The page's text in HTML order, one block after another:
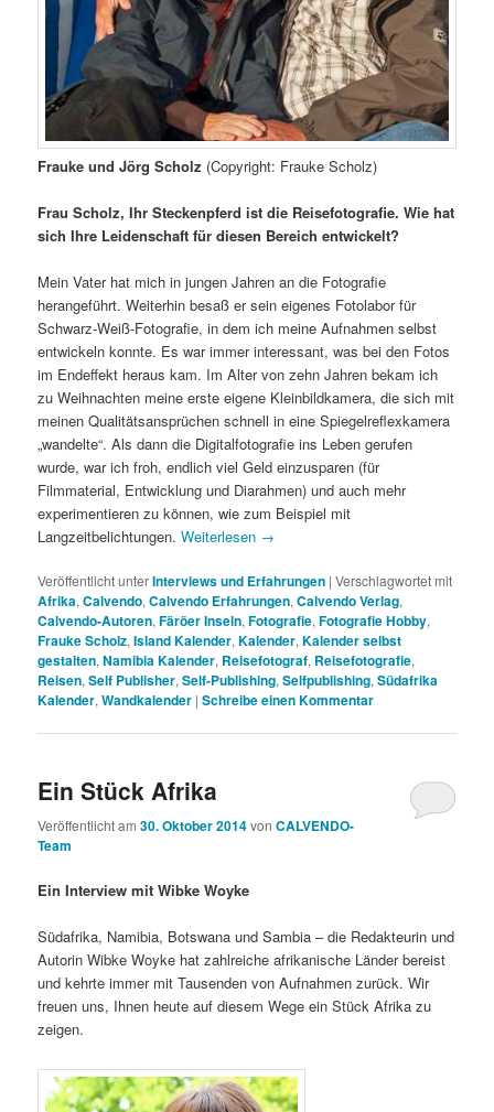
Frauke und Jörg Scholz (Copyright: Frauke Scholz)
Frau Scholz, Ihr Steckenpferd ist die Reisefotografie. Wie hat
sich Ihre Leidenschaft für diesen Bereich entwickelt?
Mein Vater hat mich in jungen Jahren an die Fotografie
herangeführt. Weiterhin besaß er sein eigenes Fotolabor für
Schwarz-Weiß-Fotografie, in dem ich meine Aufnahmen selbst
entwickeln konnte. Es war immer interessant, was bei den Fotos
im Endeffekt heraus kam. Im Alter von zehn Jahren bekam ich
zu Weihnachten meine erste eigene Kleinbildkamera, die sich mit
meinen Qualitätsansprüchen schnell in eine Spiegelreflexkamera
„wandelte“. Als dann die Digitalfotografie ins Leben gerufen
wurde, war ich froh, endlich viel Geld einzusparen (für
Filmmaterial, Entwicklung und Diarahmen) und auch mehr
experimentieren zu können, wie zum Beispiel mit
Langzeitbelichtungen.Weiterlesen →
Veröffentlicht unterInterviews und Erfahrungen |Verschlagwortet mit
Afrika,Calvendo,Calvendo Erfahrungen,Calvendo Verlag,
Calvendo-Autoren,Färöer Inseln,Fotografie,Fotografie Hobby,
Frauke Scholz,Island Kalender,Kalender,Kalender selbst
gestalten,Namibia Kalender, Reisefotograf, Reisefotografie,
Reisen,Self Publisher,Self-Publishing,Selfpublishing,Südafrika
Kalender,Wandkalender |Schreibe einen Kommentar
Ein Stück Afrika
Veröffentlicht am30. Oktober 2014vonCALVENDO-
Team
Ein Interview mit Wibke Woyke
Südafrika, Namibia, Botswana und Sambia – die Redakteurin und
Autorin Wibke Woyke hat zahlreiche afrikanische Länder bereist
und kehrte immer mit Tausenden von Aufnahmen zurück. Wir
freuen uns, Ihnen heute auf diesem Wege ein Stück Afrika zu
zeigen.